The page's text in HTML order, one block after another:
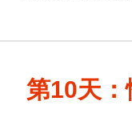
第10天